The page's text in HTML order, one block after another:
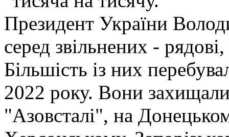
Президент України
серед звільнених -
Більшість із них
2022 року. Вони
"Азовсталі", на